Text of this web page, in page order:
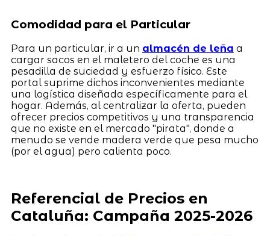
Comodidad para el Particular
Para un particular, ir a un almacén de leña a
cargar sacos en el maletero del coche es una
pesadilla de suciedad y esfuerzo físico. Este
portal suprime dichos inconvenientes mediante
una logística diseñada específicamente para el
hogar. Además, al centralizar la oferta, pueden
ofrecer precios competitivos y una transparencia
que no existe en el mercado "pirata", donde a
menudo se vende madera verde que pesa mucho
(por el agua) pero calienta poco.
Referencial de Precios en
Cataluña: Campaña 2025-2026